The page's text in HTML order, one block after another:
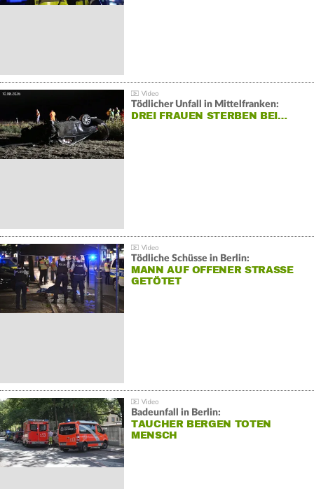
Tödlicher Unfall in Mittelfranken:
DREI FRAUEN STERBEN BEI…
Tödliche Schüsse in Berlin:
MANN AUF OFFENER STRASSE G
ETÖTET
Badeunfall in Berlin:
TAUCHER BERGEN TOTEN
MENSCH